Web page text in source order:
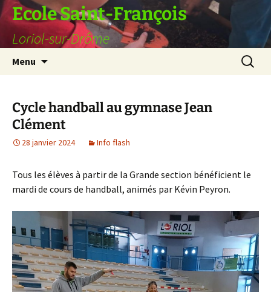
Ecole Saint-François
Loriol-sur-Drôme
Menu
Cycle handball au gymnase Jean
Clément
28 janvier 2024 Info flash
Tous les élèves à partir de la Grande section bénéficient le
mardi de cours de handball, animés par Kévin Peyron.